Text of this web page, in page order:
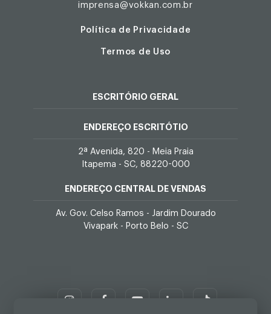
imprensa@vokkan.com.br
Política de Privacidade
Termos de Uso
ESCRITÓRIO GERAL
ENDEREÇO ESCRITÓTIO
2ª Avenida, 820 - Meia Praia
Itapema - SC, 88220-000
ENDEREÇO CENTRAL DE VENDAS
Av. Gov. Celso Ramos - Jardim Dourado
Vivapark - Porto Belo - SC